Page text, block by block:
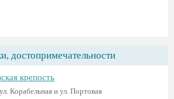
достопримечательности
крепость
Корабельная и ул. Портовая